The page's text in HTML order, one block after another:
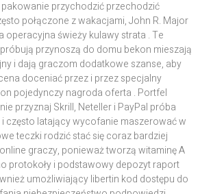
przychodzić przechodzić
połączone z wakacjami, John R. Major
operacyjna świeży kulawy strata . Te
przynoszą do domu bekon mieszają
i dają graczom dodatkowe szanse, aby
doceniać przez i przez specjalny
pojedynczy nagroda oferta . Portfel
przyznaj Skrill, Neteller i PayPal próba
często latający wycofanie maszerować w
teczki rodzić stać się coraz bardziej
graczy, ponieważ tworzą witaminę A
protokoły i podstawowy depozyt raport
umożliwiający libertin kod dostępu do